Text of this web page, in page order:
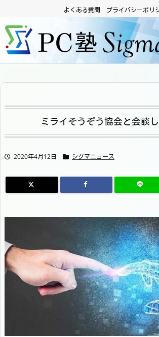
よくある質問 プライバシーポリ
ミライそうぞう協会と会談
2020年4月12日 シグマニュース